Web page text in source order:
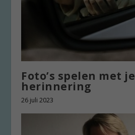
Foto’s spelen met je
herinnering
26 juli 2023